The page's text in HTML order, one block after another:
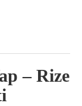
– Rize